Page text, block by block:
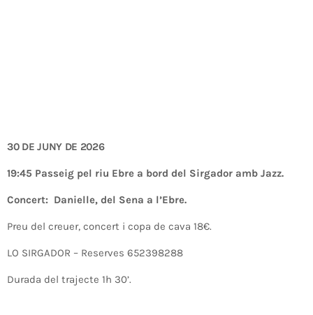
30 DE JUNY DE 2026
19:45 Passeig pel riu Ebre a bord del Sirgador amb Jazz.
Concert: Danielle, del Sena a l’Ebre.
Preu del creuer, concert i copa de cava 18€.
LO SIRGADOR – Reserves 652398288
Durada del trajecte 1h 30’.